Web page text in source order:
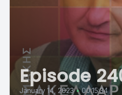
Episode
January 14, 2023 • 00:15:34